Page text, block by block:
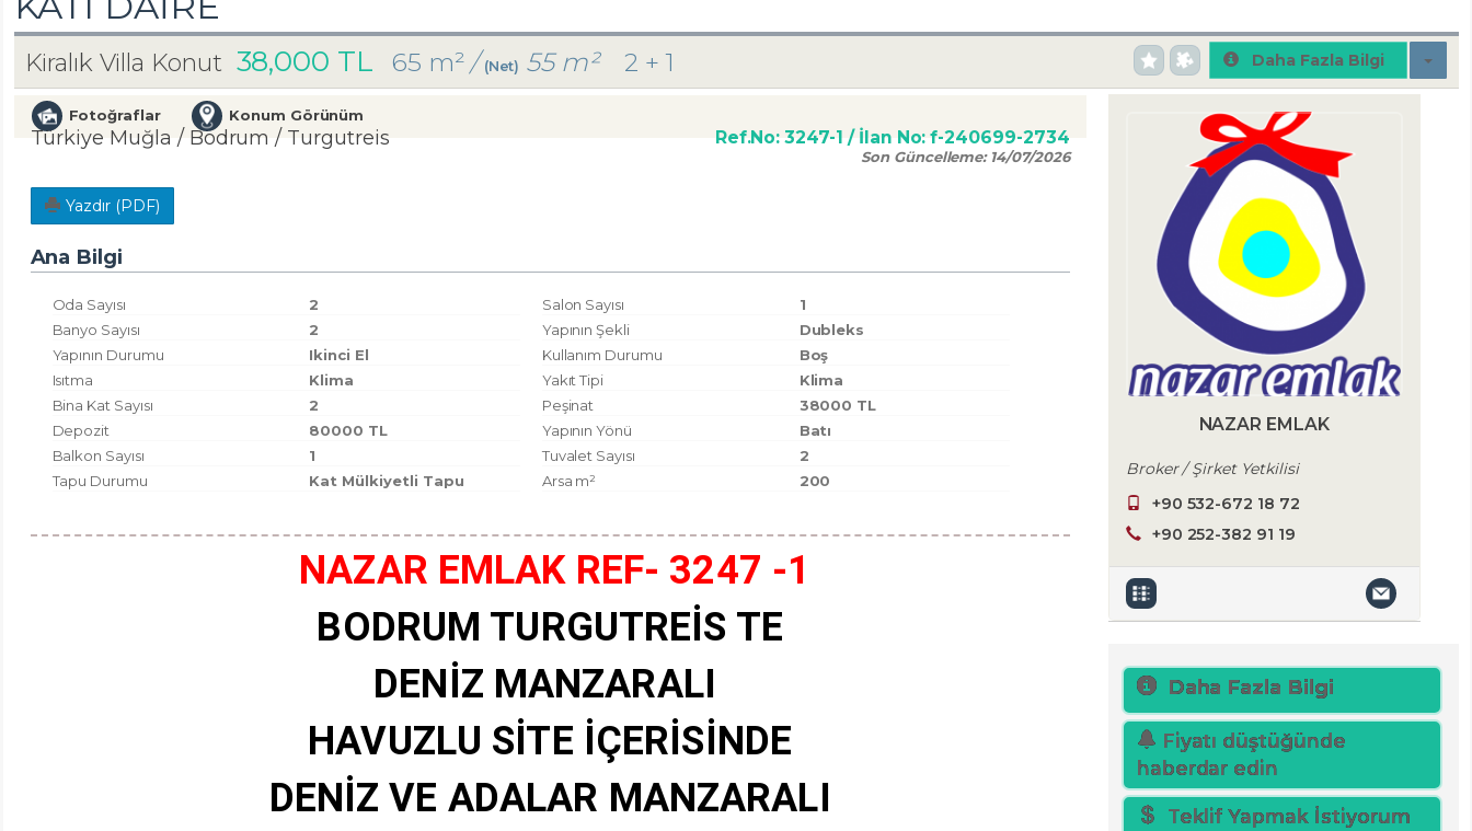
Kiralık Villa Konut 38,000 TL 65 m²/(Net) 55 m² 2 + 1 Daha Fazla Bilgi
Fotoğraflar Konum Görünüm
Türkiye Muğla / Bodrum / Turgutreis Ref.No:3247-1 / İlan No:f-240699-2734
Son Güncelleme: 14/07/2026
Yazdır (PDF)
Ana Bilgi
Oda Sayısı 2 Salon Sayısı
1
Banyo Sayısı
2 Yapının Şekli
Dubleks
Yapının Durumu
Ikinci El Kullanım Durumu
Boş
Isıtma
Klima Yakıt Tipi
Klima
Bina Kat Sayısı
2 Peşinat
38000 TL
Depozit
80000 TL Yapının Yönü
Batı
Balkon Sayısı
1 Tuvalet Sayısı
2
Tapu Durumu
Kat Mülkiyetli Tapu Arsa m² 200
NAZAR EMLAK REF- 3247 -1
BODRUM TURGUTREİS TE
DENİZ MANZARALI
HAVUZLU SİTE İÇERİSİNDE
DENİZ VE ADALAR MANZARALI
NAZAR EMLAK
Broker / Şirket Yetkilisi
+90 532-672 18 72
+90 252-382 91 19
Daha Fazla Bilgi
Fiyatı düştüğünde
haberdar edin
Teklif Yapmak İstiyorum